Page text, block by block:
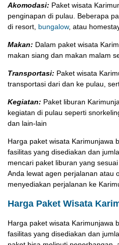
Akomodasi: Paket wisata
penginapan di pulau. Beberapa
di resort, bungalow, atau
Makan: Dalam paket wisata
makan siang dan makan malam
Transportasi: Paket wisata
transportasi dari dan ke pulau,
Kegiatan: Paket liburan
kegiatan di pulau seperti
dan lain-lain
Harga paket wisata Karimunjawa
fasilitas yang disediakan dan
mencari paket liburan yang
Anda lewat agen perjalanan atau
menyediakan perjalanan ke
Harga Paket Wisata
Harga paket wisata Karimunjawa
fasilitas yang disediakan dan